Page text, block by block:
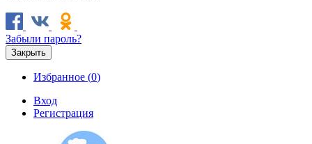
Забыли пароль?
Закрыть
Избранное (0)
Вход
Регистрация